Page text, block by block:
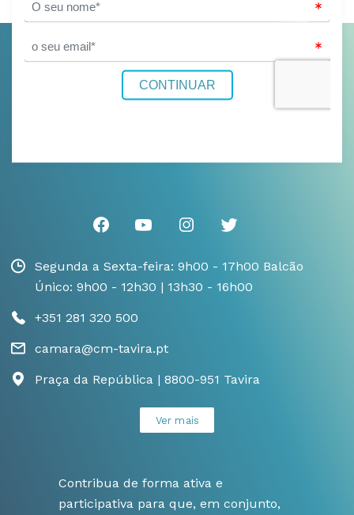
Segunda a Sexta-feira: 9h00 - 17h00 Balcão
Único: 9h00 - 12h30 | 13h30 - 16h00
+351 281 320 500
camara@cm-tavira.pt
Praça da República | 8800-951 Tavira
Ver mais
Contribua de forma ativa e
participativa para que, em conjunto,